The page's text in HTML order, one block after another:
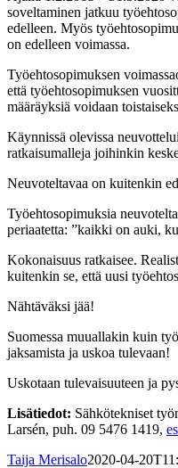
soveltaminen jatkuu
edelleen. Myös
on edelleen voimassa.
Työehtosopimuksen
että työehtosopimuksen
määräyksiä voidaan
Käynnissä olevissa
ratkaisumalleja joihinkin
Neuvoteltavaa on kuitenkin
Työehtosopimuksia
periaatetta: ”kaikki on auki,
Kokonaisuus ratkaisee.
kuitenkin se, että uusi
Nähtäväksi jää!
Suomessa muuallakin kuin
jaksamista ja uskoa tulevaan!
Uskotaan tulevaisuuteen ja
Lisätiedot: Sähkötekniset
Larsén, puh. 09 5476 1419,
Taija Merisalo2020-04-